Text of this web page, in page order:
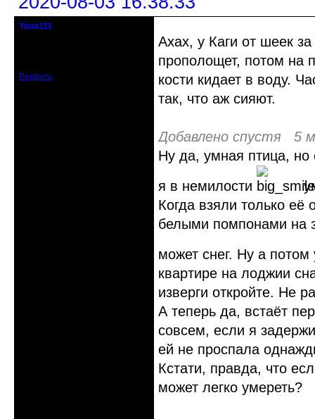
Yana111
Профиль
Ахах, у Каги от шеек
прополощет, потом на
кости кидает в воду.
так, что аж сияют.
Добавлено спустя 5
Ну да, умная птица, но
я в немилости
Когда взяли только
белыми помпонами на
может снег. Ну а
квартире на лоджии
изверги откройте. Не
А теперь да, встаёт
совсем, если я
ей не проспала
Кстати, правда, что
может легко умереть?